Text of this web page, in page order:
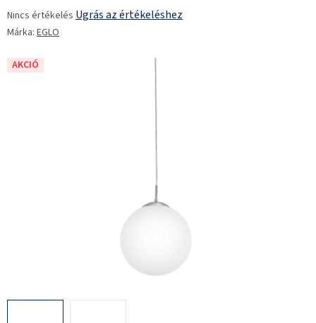
termék
átlagos
5-
Nincs értékelés Ugrás az értékeléshez
Márka: EGLO
AKCIÓ